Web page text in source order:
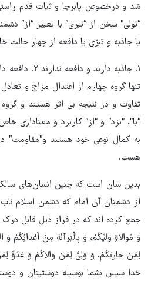
شد و درخصوص پابرجا و ثبات قدم
“تولی” سخن از “تبری” با تعبیر “از”
یا جاذبه و تبرّی یا دافعه از چهار حالت
تنها گروه چهارم از اعتدال مزاج و
تفاوت و در نتیجه بی اثر هستند و
“با”، ”نزد” و “از” کاربرد و
به کمال نوعی خود هستند و”مقاومت”
هست.
بدین سان است که چنین انسان‌های
از دشمنان آن امام که دشمن اسلام
جمع کرده اند که در فراز ذیل قابل درک
وَ مُوالاةِ وَلیِّکُمْ، وَ بِالْبَرآئَةِ مِنْ
لِمَنْ حارَبَکُمْ، وَ وَلِیٌّ لِمَنْ والاکُمْ وَ عَدُوٌّ
خدا سپس بشما بوسیله دوستیتان و
پذیرش